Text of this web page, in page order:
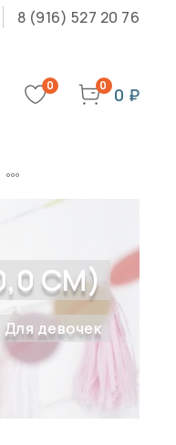
8 (916) 527 20 76
0 0 0 ₽
СМ)
Для девочек